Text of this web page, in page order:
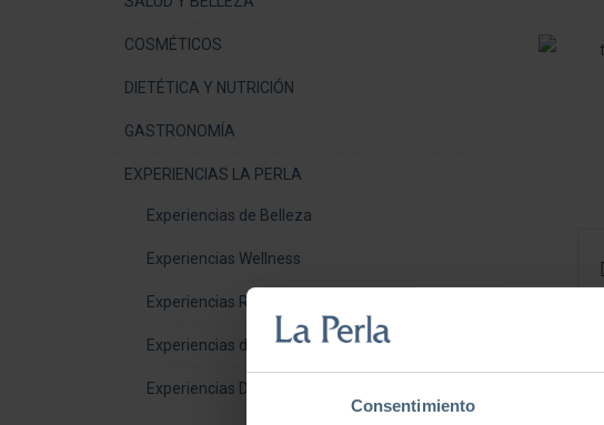
Consentimiento
COSMÉTICOS
DIETÉTICA Y NUTRICIÓN
GASTRONOMÍA
EXPERIENCIAS LA PERLA
Experiencias de Belleza
Experiencias Wellness
Experiencias Rituales del mundo
Experiencias de Salud
Experiencias Delicatessen